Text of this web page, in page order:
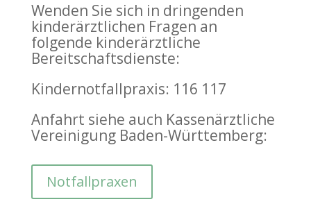
Wenden Sie sich in dringenden
kinderärztlichen Fragen an
folgende kinderärztliche
Bereitschaftsdienste:
Kindernotfallpraxis: 116 117
Anfahrt siehe auch Kassenärztliche
Vereinigung Baden-Württemberg:
Notfallpraxen